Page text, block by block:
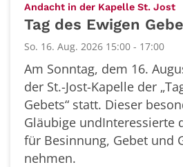
Andacht in der Kapelle St. Jost:
Tag des Ewigen
So. 16. Aug. 2026 15:00 - 17:00
Am Sonntag, dem 16.
der St.-Jost-Kapelle der
Gebets“ statt. Dieser
Gläubige undInteressierte
für Besinnung, Gebet und
nehmen.